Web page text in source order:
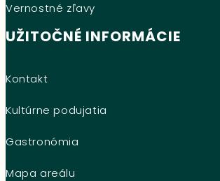
Vernostné zľavy
UŽITOČNÉ INFORMÁCIE
Kontakt
Kultúrne podujatia
Gastronómia
Mapa areálu